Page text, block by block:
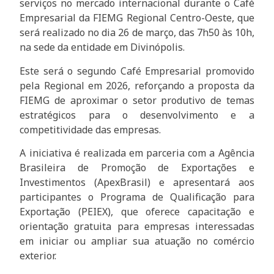
serviços no mercado internacional durante o Café
Empresarial da FIEMG Regional Centro-Oeste, que
será realizado no dia 26 de março, das 7h50 às 10h,
na sede da entidade em Divinópolis.
Este será o segundo Café Empresarial promovido
pela Regional em 2026, reforçando a proposta da
FIEMG de aproximar o setor produtivo de temas
estratégicos para o desenvolvimento e a
competitividade das empresas.
A iniciativa é realizada em parceria com a Agência
Brasileira de Promoção de Exportações e
Investimentos (ApexBrasil) e apresentará aos
participantes o Programa de Qualificação para
Exportação (PEIEX), que oferece capacitação e
orientação gratuita para empresas interessadas
em iniciar ou ampliar sua atuação no comércio
exterior.